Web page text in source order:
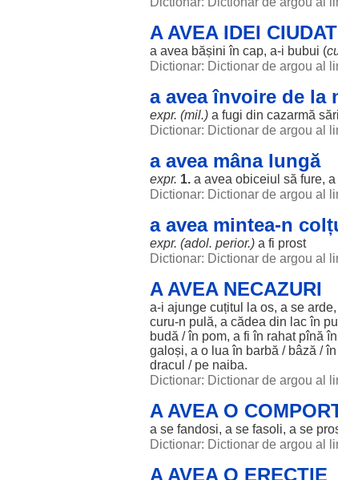
A AVEA IDEI
a avea bășini în cap, a-i bubui (
Dictionar: Dictionar de argou al
a avea învoire de la
expr. (mil.) a fugi din cazarmă
Dictionar: Dictionar de argou al
a avea mâna lungă
expr. 1. a avea obiceiul să fure, a
Dictionar: Dictionar de argou al
a avea mintea-n
expr. (adol. perior.) a fi prost
Dictionar: Dictionar de argou al
A AVEA NECAZURI
a-i ajunge cuțitul la os, a se arde
curu-n pulă, a cădea din lacîn
budă / în pom, a fi în rahatpînă în
galoși, a o lua în barbă / bâză /
dracul / pe naiba.
Dictionar: Dictionar de argou al
A AVEA O
a se fandosi, a se fasoli, a se
Dictionar: Dictionar de argou al
A AVEA O ERECȚIE